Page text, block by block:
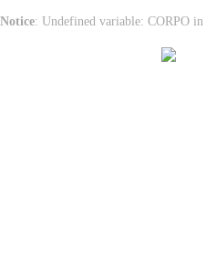
Notice: Undefined variable: CORPO in